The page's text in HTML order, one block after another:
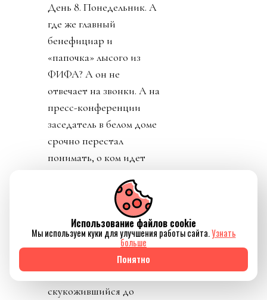
День 8. Понедельник. А
где же главный
бенефициар и
«папочка» лысого из
ФИФА? А он не
отвечает на звонки. А на
пресс-конференции
заседатель в белом доме
срочно перестал
понимать, о ком идет
о лысом корешке.
Картинно вспомнив,
дон заявил, что не
разговаривал с
Инфантино. Лишенный
благословения патрона,
скукожившийся до
Использование файлов cookie
Мы используем куки для улучшения работы сайта.Узнать
больше
Понятно